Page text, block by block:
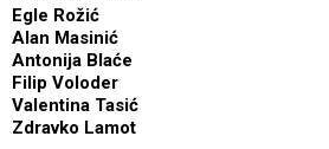
Egle Rožić
Alan Masinić
Antonija Blaće
Filip Voloder
Valentina Tasić
Zdravko Lamot